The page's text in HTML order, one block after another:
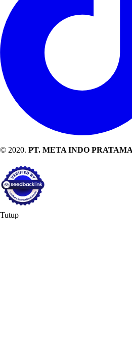
© 2020. PT. META INDO
Tutup